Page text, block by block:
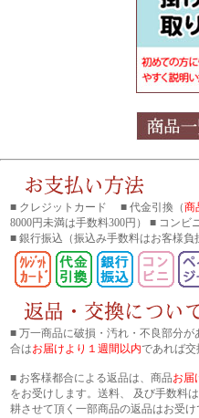
■ クレジットカード ■ 代金引換（商
8000円未満は手数料300円） ■ コン
■ 銀行振込 （振込み手数料はお客様
■ 万一商品に破損・汚れ・不良部分
合はお届けより１週間以内であれば交
■ お客様都合による返品は、商品お届
をお受けします。送料、 及び手数料
耕させて頂く一部商品の返品はお受け